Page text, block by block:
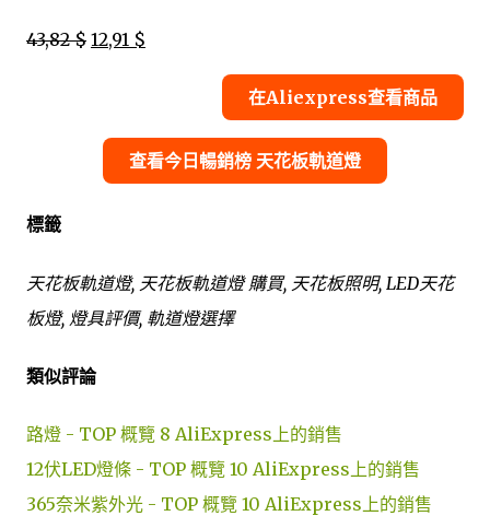
43,82 $ 12,91 $
在Aliexpress查看商品
查看今日暢銷榜 天花板軌道燈
標籤
天花板軌道燈, 天花板軌道燈 購買, 天花板照明, LED天花
板燈, 燈具評價, 軌道燈選擇
類似評論
路燈 - TOP 概覽 8 AliExpress上的銷售
12伏LED燈條 - TOP 概覽 10 AliExpress上的銷售
365奈米紫外光 - TOP 概覽 10 AliExpress上的銷售